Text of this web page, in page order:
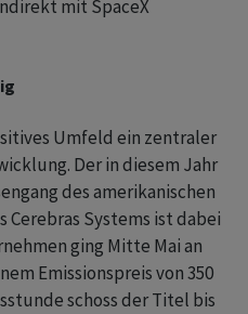
mit SpaceX
Umfeld ein zentraler
Der in diesem Jahr
des amerikanischen
Systems ist dabei
ging Mitte Mai an
Emissionspreis von 350
schoss der Titel bis